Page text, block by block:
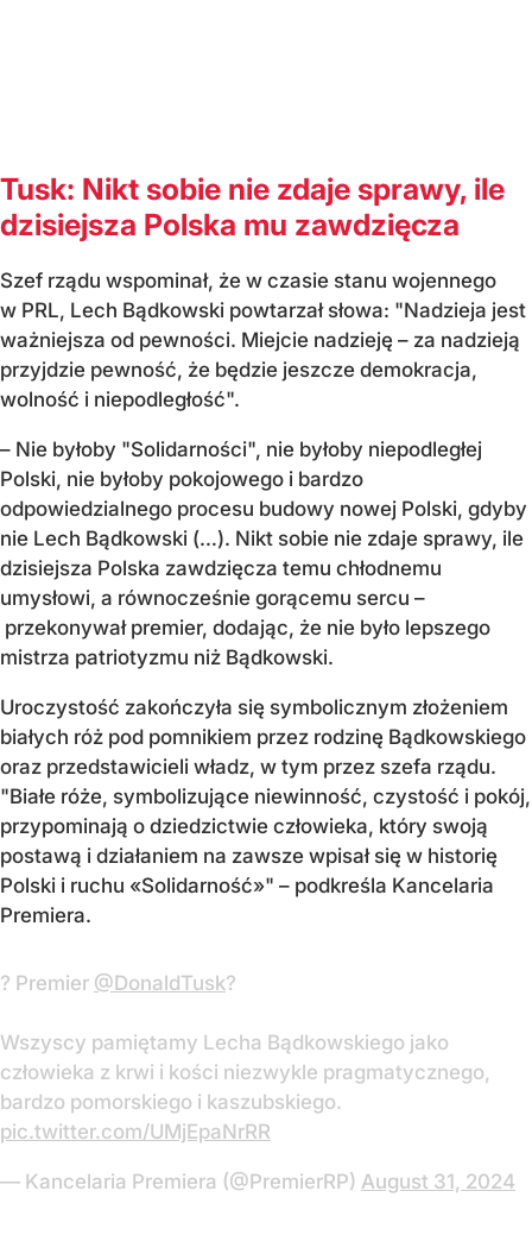
Tusk: Nikt sobie nie zdaje sprawy, ile
dzisiejsza Polska mu zawdzięcza
Szef rządu wspominał, że w czasie stanu wojennego
w PRL, Lech Bądkowski powtarzał słowa: "Nadzieja jest
ważniejsza od pewności. Miejcie nadzieję – za nadzieją
przyjdzie pewność, że będzie jeszcze demokracja,
wolność i niepodległość".
– Nie byłoby "Solidarności", nie byłoby niepodległej
Polski, nie byłoby pokojowego i bardzo
odpowiedzialnego procesu budowy nowej Polski, gdyby
nie Lech Bądkowski (…). Nikt sobie nie zdaje sprawy, ile
dzisiejsza Polska zawdzięcza temu chłodnemu
umysłowi, a równocześnie gorącemu sercu –
przekonywał premier, dodając, że nie było lepszego
mistrza patriotyzmu niż Bądkowski.
Uroczystość zakończyła się symbolicznym złożeniem
białych róż pod pomnikiem przez rodzinę Bądkowskiego
oraz przedstawicieli władz, w tym przez szefa rządu.
"Białe róże, symbolizujące niewinność, czystość i pokój,
przypominają o dziedzictwie człowieka, który swoją
postawą i działaniem na zawsze wpisał się w historię
Polski i ruchu «Solidarność»" – podkreśla Kancelaria
Premiera.
? Premier @DonaldTusk?
Wszyscy pamiętamy Lecha Bądkowskiego jako
człowieka z krwi i kości niezwykle pragmatycznego,
bardzo pomorskiego i kaszubskiego.
pic.twitter.com/UMjEpaNrRR
— Kancelaria Premiera (@PremierRP) August 31, 2024